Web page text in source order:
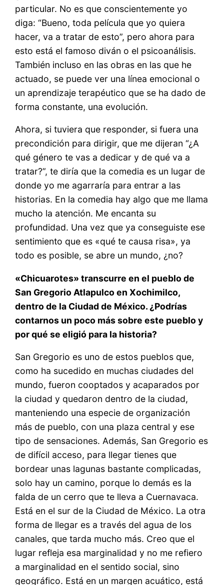
particular. No es que conscientemente yo
diga: “Bueno, toda película que yo quiera
hacer, va a tratar de esto”, pero ahora para
esto está el famoso diván o el psicoanálisis.
También incluso en las obras en las que he
actuado, se puede ver una línea emocional o
un aprendizaje terapéutico que se ha dado de
forma constante, una evolución.
Ahora, si tuviera que responder, si fuera una
precondición para dirigir, que me dijeran “¿A
qué género te vas a dedicar y de qué va a
tratar?”, te diría que la comedia es un lugar de
donde yo me agarraría para entrar a las
historias. En la comedia hay algo que me llama
mucho la atención. Me encanta su
profundidad. Una vez que ya conseguiste ese
sentimiento que es «qué te causa risa», ya
todo es posible, se abre un mundo, ¿no?
«Chicuarotes» transcurre en el pueblo de
San Gregorio Atlapulco en Xochimilco,
dentro de la Ciudad de México. ¿Podrías
contarnos un poco más sobre este pueblo y
por qué se eligió para la historia?
San Gregorio es uno de estos pueblos que,
como ha sucedido en muchas ciudades del
mundo, fueron cooptados y acaparados por
la ciudad y quedaron dentro de la ciudad,
manteniendo una especie de organización
más de pueblo, con una plaza central y ese
tipo de sensaciones. Además, San Gregorio es
de difícil acceso, para llegar tienes que
bordear unas lagunas bastante complicadas,
solo hay un camino, porque lo demás es la
falda de un cerro que te lleva a Cuernavaca.
Está en el sur de la Ciudad de México. La otra
forma de llegar es a través del agua de los
canales, que tarda mucho más. Creo que el
lugar refleja esa marginalidad y no me refiero
a marginalidad en el sentido social, sino
geográfico. Está en un margen acuático, está